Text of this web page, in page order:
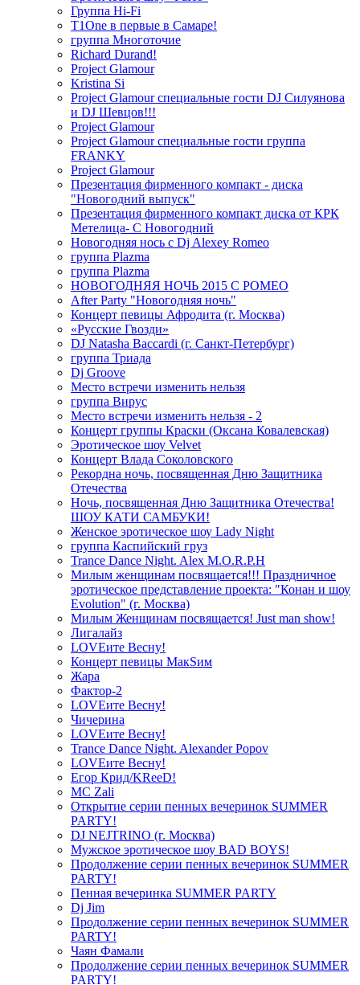
Группа Hi-Fi
T1One в первые в Самаре!
группа Многоточие
Richard Durand!
Project Glamour
Kristina Si
Project Glamour специальные гости DJ Силуянова
и DJ Шевцов!!!
Project Glamour
Project Glamour специальные гости группа
FRANKY
Project Glamour
Презентация фирменного компакт - диска
"Новогодний выпуск"
Презентация фирменного компакт диска от КРК
Метелица- С Новогодний
Новогодняя нось с Dj Alexey Romeo
группа Plazma
группа Plazma
НОВОГОДНЯЯ НОЧЬ 2015 C РОМЕО
After Party "Новогодняя ночь"
Концерт певицы Афродита (г. Москва)
«Русские Гвозди»
DJ Natasha Baccardi (г. Санкт-Петербург)
группа Триада
Dj Groove
Место встречи изменить нельзя
группа Вирус
Место встречи изменить нельзя - 2
Концерт группы Краски (Оксана Ковалевская)
Эротическое шоу Velvet
Концерт Влада Соколовского
Рекордна ночь, посвященная Дню Защитника
Отечества
Ночь, посвященная Дню Защитника Отечества!
ШОУ КАТИ САМБУКИ!
Женское эротическое шоу Lady Night
группа Каспийский груз
Trance Dance Night. Alex M.O.R.P.H
Милым женщинам посвящается!!! Праздничное
эротическое представление проекта: "Конан и шоу
Evolution" (г. Москва)
Милым Женщинам посвящается! Just man show!
Лигалайз
LOVEите Весну!
Концерт певицы МакSим
Жара
Фактор-2
LOVEите Весну!
Чичерина
LOVEите Весну!
Trance Dance Night. Alexander Popov
LOVEите Весну!
Егор Крид/KReeD!
MC Zali
Открытие серии пенных вечеринок SUMMER
PARTY!
DJ NEJTRINO (г. Москва)
Мужское эротическое шоу BAD BOYS!
Продолжение серии пенных вечеринок SUMMER
PARTY!
Пенная вечеринка SUMMER PARTY
Dj Jim
Продолжение серии пенных вечеринок SUMMER
PARTY!
Чаян Фамали
Продолжение серии пенных вечеринок SUMMER
PARTY!